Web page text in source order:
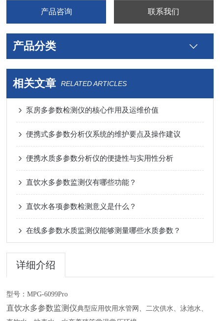
产品咨询 联系我们
产品分类
相关文章 RELATED ARTICLES
泵房多参数检测仪的核心作用及运维价值
便携式多参数分析仪系统的维护要点及操作建议
便携水质多参数分析仪的便捷性与实用性分析
直饮水多参数监测仪有哪些功能？
直饮水各项参数检测意义是什么？
在线多参数水质监测仪能够测量哪些水质参数？
详细介绍
型号：MPG-6099Pro
直饮水多参数监测仪典型应用饮用水管网、二次供水、泳池水、